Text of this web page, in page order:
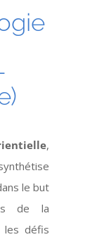
,
le but
de la
les défis